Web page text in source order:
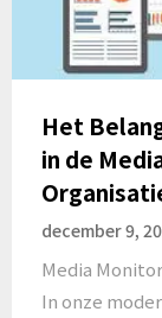
Het
in de
december 9,
Media
In onze